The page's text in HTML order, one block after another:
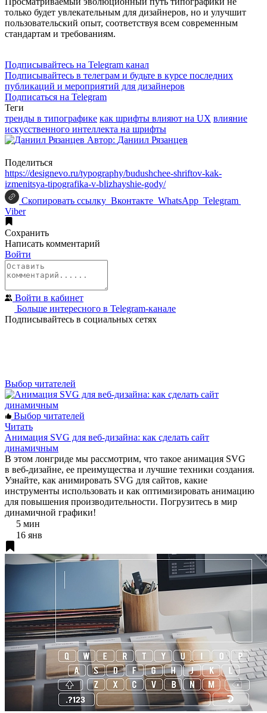
только будет увлекательным для дизайнеров, но и улучшит
пользовательский опыт, соответствуя всем современным
стандартам и требованиям.
Подписывайтесь на Telegram канал
Подписывайтесь в телеграм и будьте в курсе последних
публикаций и мероприятий для дизайнеров
Подписаться на Telegram
Теги
тренды в типографике как шрифты влияют на UX влияние
искусственного интеллекта на шрифты
Автор: Даниил Рязанцев
Поделиться
https://designevo.ru/typography/budushchee-shriftov-kak-
izmenitsya-tipografika-v-blizhayshie-gody/
Скопировать ссылку Вконтакте WhatsApp Telegram
Viber
Сохранить
Написать комментарий
Войти
Войти в кабинет
Больше интересного в Telegram‑канале
Подписывайтесь в социальных сетях
Выбор читателей
Выбор читателей
Читать
Анимация SVG для веб-дизайна: как сделать сайт
динамичным
В этом лонгриде мы рассмотрим, что такое анимация SVG
в веб-дизайне, ее преимущества и лучшие техники создания.
Узнайте, как анимировать SVG для сайтов, какие
инструменты использовать и как оптимизировать анимацию
для повышения производительности. Погрузитесь в мир
динамичной графики!
5 мин
16 янв